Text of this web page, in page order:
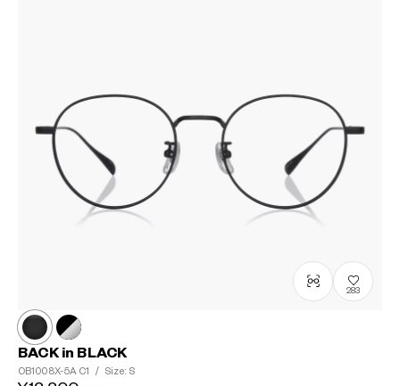
283
BACK in BLACK
OB1008X-5A C1 / Size: S